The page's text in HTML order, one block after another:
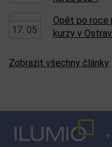
17. 05.
Opět po roce
kurzy v
Zobrazit všechny články